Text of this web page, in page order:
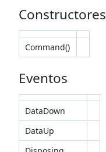
Constructores
Command()
Eventos
DataDown
DataUp